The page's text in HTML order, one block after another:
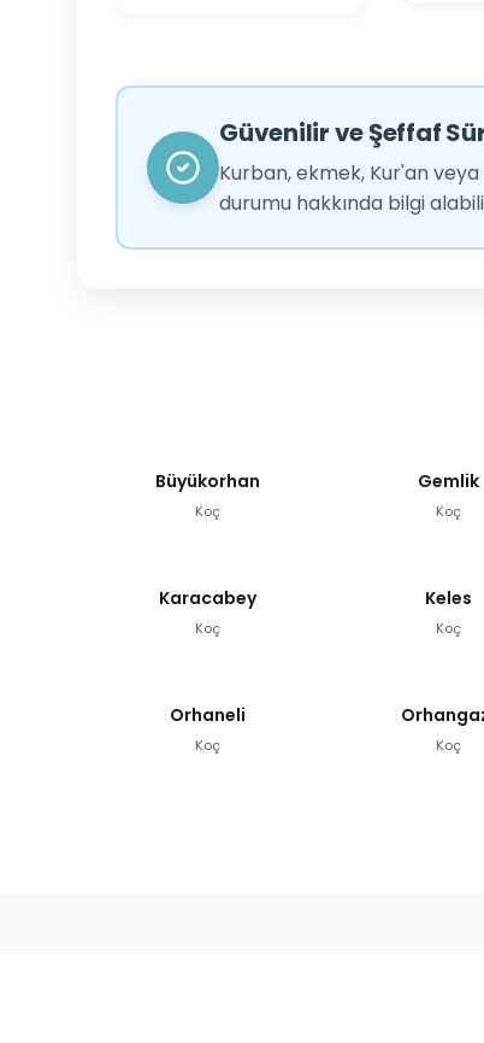
Güvenilir ve Şeffaf
Kurban, ekmek, Kur'an
durumu hakkında bilgi
Büyükorhan
Koç
Gemlik
Koç
Karacabey
Koç
Keles
Koç
Orhaneli
Koç Koç